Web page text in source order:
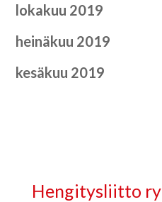
lokakuu 2019
heinäkuu 2019
kesäkuu 2019
Hengitysliitto ry